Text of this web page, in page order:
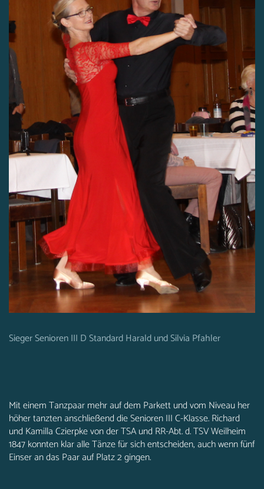
Sieger Senioren III D Standard Harald und Silvia Pfahler
Mit einem Tanzpaar mehr auf dem Parkett und vom Niveau her
höher tanzten anschließend die Senioren III C-Klasse. Richard
und Kamilla Czierpke von der TSA und RR-Abt. d. TSV Weilheim
1847 konnten klar alle Tänze für sich entscheiden, auch wenn fünf
Einser an das Paar auf Platz 2 gingen.